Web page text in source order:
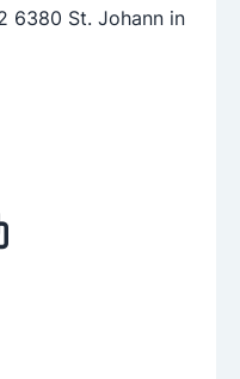
6380 St. Johann in